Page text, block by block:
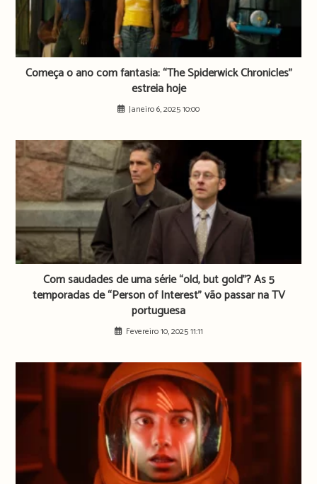
Começa o ano com fantasia: “The Spiderwick Chronicles”
estreia hoje
Janeiro 6, 2025 10:00
Com saudades de uma série “old, but gold”? As 5
temporadas de “Person of Interest” vão passar na TV
portuguesa
Fevereiro 10, 2025 11:11